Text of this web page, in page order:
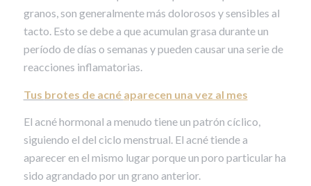
granos, son generalmente más dolorosos y sensibles al
tacto. Esto se debe a que acumulan grasa durante un
período de días o semanas y pueden causar una serie de
reacciones inflamatorias.
Tus brotes de acné aparecen una vez al mes
El acné hormonal a menudo tiene un patrón cíclico,
siguiendo el del ciclo menstrual. El acné tiende a
aparecer en el mismo lugar porque un poro particular ha
sido agrandado por un grano anterior.